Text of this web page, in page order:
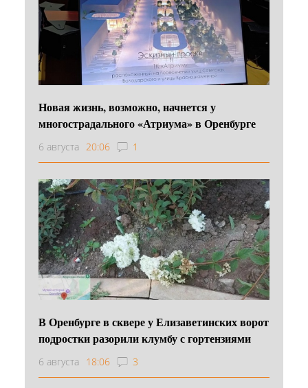
Новая жизнь, возможно, начнется у
многострадального «Атриума» в Оренбурге
6 августа 20:06 1
В Оренбурге в сквере у Елизаветинских ворот
подростки разорили клумбу с гортензиями
6 августа 18:06 3